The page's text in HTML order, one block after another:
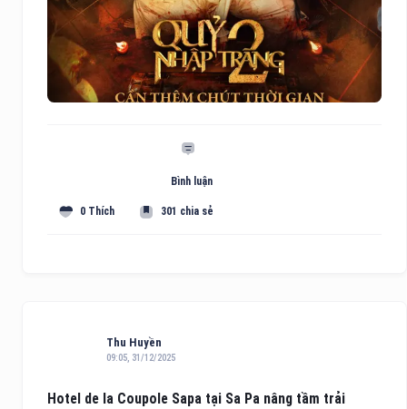
Bình luận
0 Thích 301 chia sẻ
Thu Huyền
09:05, 31/12/2025
Hotel de la Coupole Sapa tại Sa Pa nâng tầm trải